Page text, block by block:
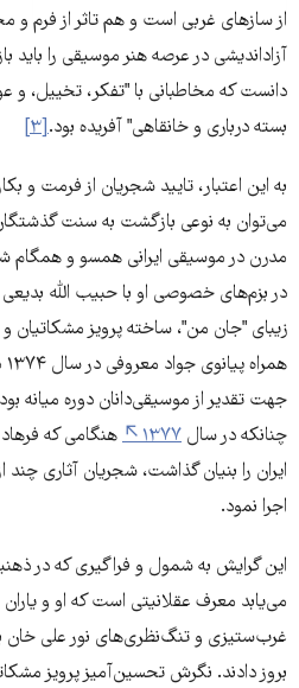
از سازهای غربی است و هم تاثر از فرم و
آزاداندیشی در عرصه هنر موسیقی را
دانست که مخاطبانی با "تفکر، تخییل، و
بسته درباری و خانقاهی" آفریده بود.[۳]
به این اعتبار، تایید شجریان از فرمت و
می‌توان به نوعی بازگشت به سنت
مدرن در موسیقی ایرانی همسو و همگام
زیبای "جان من"، ساخته پرویز
جهت تقدیر از موسیقی‌دانان دوره میانه
چنانکه در سال ۱۳۷۷
هنگامی که
ایران را بنیان گذاشت، شجریان آثاری چند
اجرا نمود.
این گرایش به شمول و فراگیری که در
می‌یابد معرف عقلانیتی است که او و
غرب‌ستیزی و تنگ‌نظری‌های نور علی خان
بروز دادند. نگرش تحسین‌آمیز پرویز